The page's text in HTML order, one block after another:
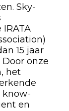
Sky-
15 jaar
onze
het
know-
en